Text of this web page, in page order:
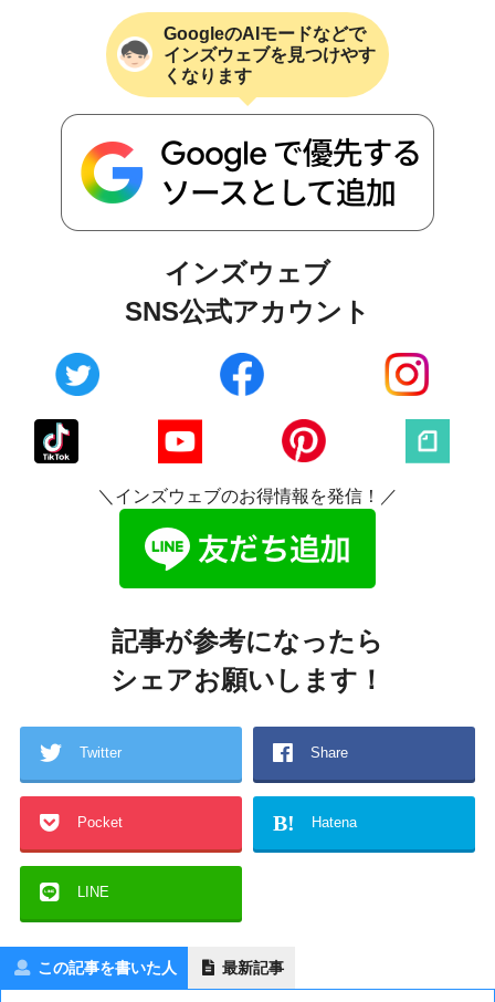
GoogleのAIモードなどで
インズウェブを見つけやす
くなります
インズウェブ
SNS公式アカウント
＼インズウェブのお得情報を発信！／
記事が参考になったら
シェアお願いします！
Twitter Share
Pocket B! Hatena
LINE
この記事を書いた人 最新記事